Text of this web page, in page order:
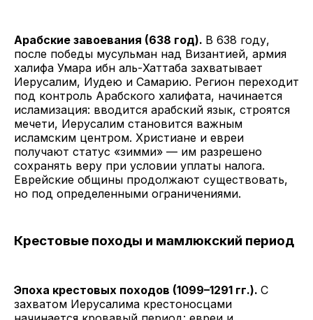
Арабские завоевания (638 год). В 638 году,
после победы мусульман над Византией, армия
халифа Умара ибн аль-Хаттаба захватывает
Иерусалим, Иудею и Самарию. Регион переходит
под контроль Арабского халифата, начинается
исламизация: вводится арабский язык, строятся
мечети, Иерусалим становится важным
исламским центром. Христиане и евреи
получают статус «зимми» — им разрешено
сохранять веру при условии уплаты налога.
Еврейские общины продолжают существовать,
но под определенными ограничениями.
Крестовые походы и мамлюкский период
Эпоха крестовых походов (1099–1291 гг.). С
захватом Иерусалима крестоносцами